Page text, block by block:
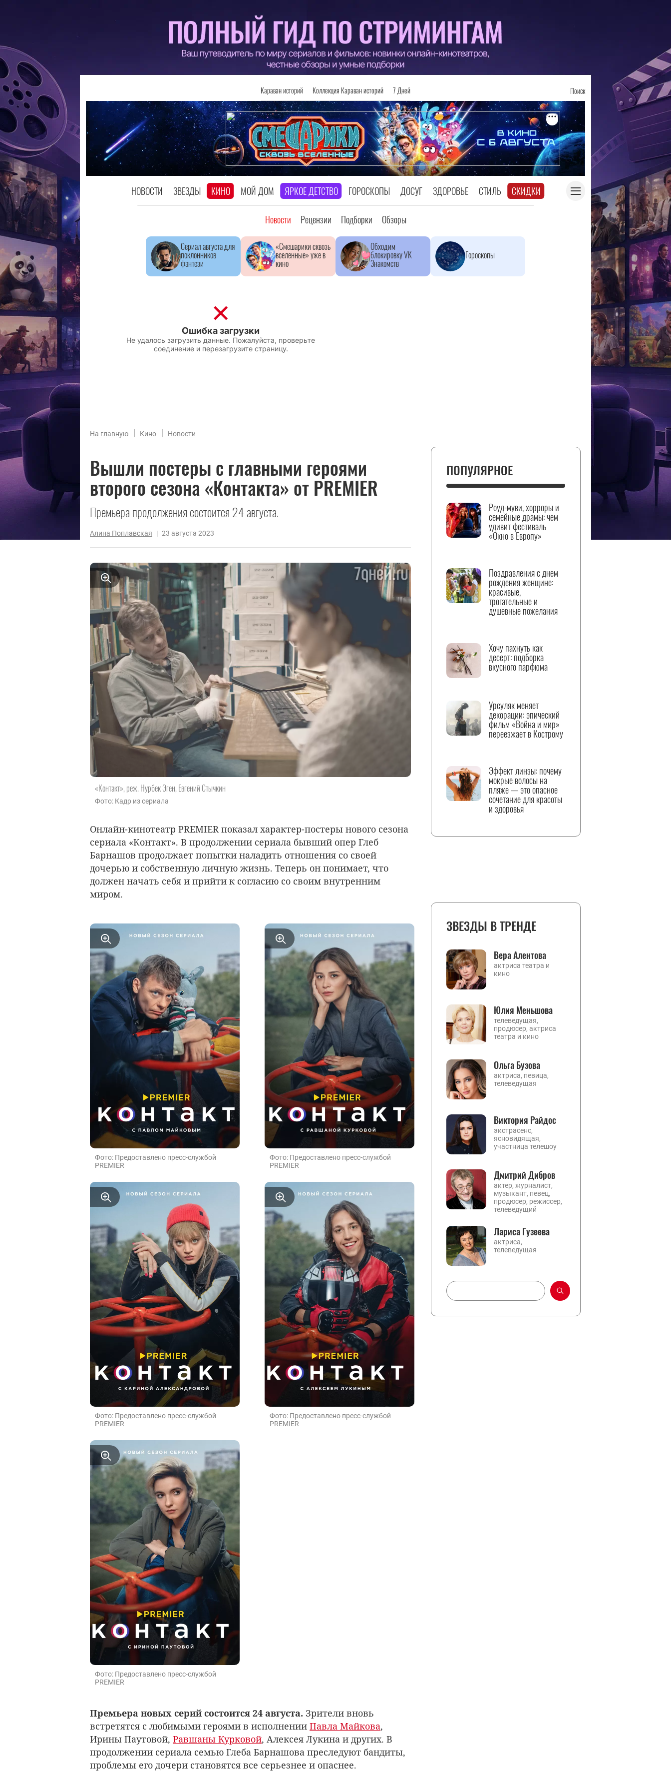
Караван историй Коллекция Караван историй 7 Дней Поиск
НОВОСТИ ЗВЕЗДЫ КИНО МОЙ ДОМ ЯРКОЕ ДЕТСТВО ГОРОСКОПЫ ДОСУГ ЗДОРОВЬЕ СТИЛЬ СКИДКИ
Новости Рецензии Подборки Обзоры
Сериал августа для
поклонников
фэнтези
«Смешарики сквозь
вселенные» уже в
кино
Обходим
блокировку VK
Знакомств
Гороскопы
На главную | Кино | Новости
Вышли постеры с главными героями
второго сезона «Контакта» от PREMIER
Премьера продолжения состоится 24 августа.
Алина Поплавская | 23 августа 2023
«Контакт», реж. Нурбек Эген, Евгений Стычкин
Фото: Кадр из сериала
Онлайн-кинотеатр PREMIER показал характер-постеры нового сезона
сериала «Контакт». В продолжении сериала бывший опер Глеб
Барнашов продолжает попытки наладить отношения со своей
дочерью и собственную личную жизнь. Теперь он понимает, что
должен начать себя и прийти к согласию со своим внутренним
миром.
Фото: Предоставлено пресс-службой
PREMIER
Фото: Предоставлено пресс-службой
PREMIER
Фото: Предоставлено пресс-службой
PREMIER
Фото: Предоставлено пресс-службой
PREMIER
Фото: Предоставлено пресс-службой
PREMIER
Премьера новых серий состоится 24 августа. Зрители вновь
встретятся с любимыми героями в исполнении Павла Майкова,
Ирины Паутовой, Равшаны Курковой, Алексея Лукина и других. В
продолжении сериала семью Глеба Барнашова преследуют бандиты,
проблемы его дочери становятся все серьезнее и опаснее.
ПОПУЛЯРНОЕ
Роуд-муви, хорроры и
семейные драмы: чем
удивит фестиваль
«Окно в Европу»
Поздравления с днем
рождения женщине:
красивые,
трогательные и
душевные пожелания
Хочу пахнуть как
десерт: подборка
вкусного парфюма
Урсуляк меняет
декорации: эпический
фильм «Война и мир»
переезжает в Кострому
Эффект линзы: почему
мокрые волосы на
пляже — это опасное
сочетание для красоты
и здоровья
ЗВЕЗДЫ В ТРЕНДЕ
Вера Алентова
актриса театра и
кино
Юлия Меньшова
телеведущая,
продюсер, актриса
театра и кино
Ольга Бузова
актриса, певица,
телеведущая
Виктория Райдос
экстрасенс,
ясновидящая,
участница телешоу
Дмитрий Дибров
актер, журналист,
музыкант, певец,
продюсер, режиссер,
телеведущий
Лариса Гузеева
актриса,
телеведущая